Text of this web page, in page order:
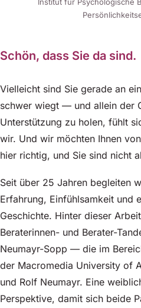
Schön, dass Sie da sind.
Vielleicht sind Sie gerade an
schwer wiegt — und allein der
Unterstützung zu holen, fühlt
wir. Und wir möchten Ihnen
hier richtig, und Sie sind nicht
Seit über 25 Jahren begleiten
Erfahrung, Einfühlsamkeit und
Geschichte. Hinter dieser
Beraterinnen- und Berater-
Neumayr-Sopp — die im
der Macromedia University of
und Rolf Neumayr. Eine
Perspektive, damit sich beide